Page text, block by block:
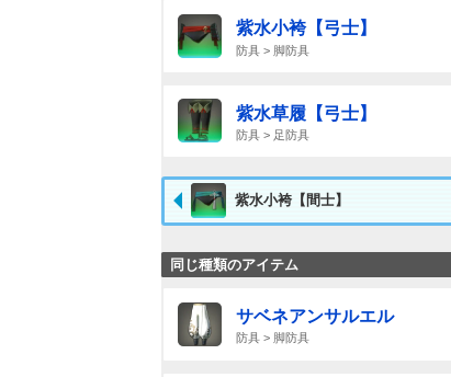
紫水小袴【弓士】
防具 > 脚防具
紫水草履【弓士】
防具 > 足防具
紫水小袴【間士】
同じ種類のアイテム
サベネアンサルエル
防具 > 脚防具